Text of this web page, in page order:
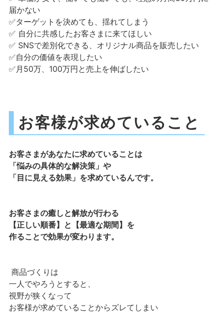
届かない
✅ターゲットを決めても、揺れてしまう
✅ 自分に共感したお客さまに来てほしい
✅ SNSで差別化できる、オリジナル商品を販売したい
✅自分の価値を表現したい
✅月50万、100万円と売上を伸ばしたい
お客様が求めていること
お客さまがあなたに求めていることは
「悩みの具体的な解決策」や
「目に見える効果」を求めているんです。
お客さまの癒しと解放が行わる
【正しい順番】と【最適な期間】を
作ることで効果が変わります。
商品づくりは
一人でやろうとすると、
視野が狭くなって
お客様が求めていることからズレてしまい